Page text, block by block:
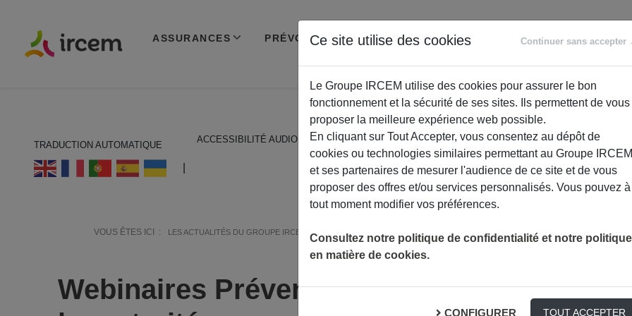
ASSURANCES PRÉVOYANCE RETRAITE
ACCOMPAGNEMENT
TRADUCTION AUTOMATIQUE
ACCESSIBILITÉ AUDIO
VOUS ÊTES ICI : LES ACTUALITÉS DU GROUPE IRCEM PRÉVENTION WEBINAIRES PRÉVENTION : PROGRAMMATION 2025 POUR
Webinaires Prévention : Programmation
Ce site utilise des cookies Continuer sans accepter
Le Groupe IRCEM utilise des cookies pour assurer le bon
fonctionnement et la sécurité de ses sites. Ils permettent de vous
proposer la meilleure expérience web possible.
En cliquant sur Tout Accepter, vous consentez au dépôt de
cookies ou technologies similaires permettant au Groupe IRCEM
et ses partenaires de mesurer l'audience de ce site et de vous
proposer des offres et/ou services personnalisés. Vous pouvez à
tout moment modifier vos préférences.
Consultez notre politique de confidentialité et notre politique
en matière de cookies.
CONFIGURER TOUT ACCEPTER